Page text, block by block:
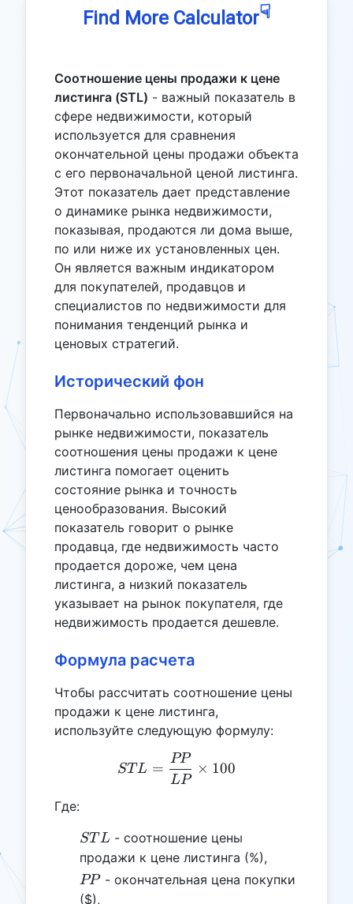
Find More Calculator☟
Соотношение цены продажи к цене
листинга (STL) - важный показатель в
сфере недвижимости, который
используется для сравнения
окончательной цены продажи объекта
с его первоначальной ценой листинга.
Этот показатель дает представление
о динамике рынка недвижимости,
показывая, продаются ли дома выше,
по или ниже их установленных цен.
Он является важным индикатором
для покупателей, продавцов и
специалистов по недвижимости для
понимания тенденций рынка и
ценовых стратегий.
Исторический фон
Первоначально использовавшийся на
рынке недвижимости, показатель
соотношения цены продажи к цене
листинга помогает оценить
состояние рынка и точность
ценообразования. Высокий
показатель говорит о рынке
продавца, где недвижимость часто
продается дороже, чем цена
листинга, а низкий показатель
указывает на рынок покупателя, где
недвижимость продается дешевле.
Формула расчета
Чтобы рассчитать соотношение цены
продажи к цене листинга,
используйте следующую формулу:
STL = \frac{PP}{LP}
ST L =
LP
PP
× 100
Где:
STL
ST L- соотношение цены
продажи к цене листинга (%),
PP
PP- окончательная цена покупки
($),